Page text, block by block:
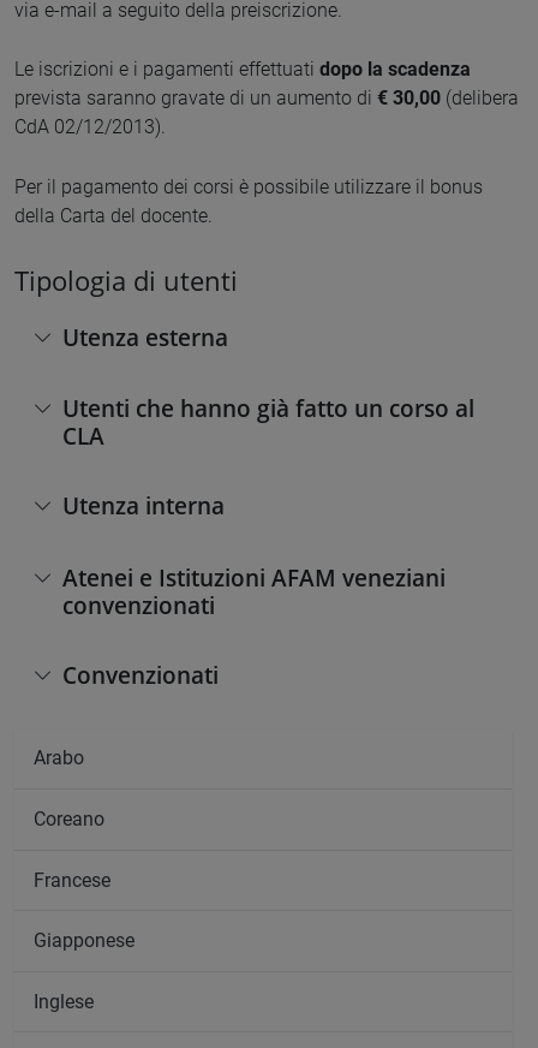
via e-mail a seguito della preiscrizione.
Le iscrizioni e i pagamenti effettuati dopo la scadenza
prevista saranno gravate di un aumento di € 30,00 (delibera
CdA 02/12/2013).
Per il pagamento dei corsi è possibile utilizzare il bonus
della Carta del docente.
Tipologia di utenti
Utenza esterna
Utenti che hanno già fatto un corso al
CLA
Utenza interna
Atenei e Istituzioni AFAM veneziani
convenzionati
Convenzionati
Arabo
Coreano
Francese
Giapponese
Inglese